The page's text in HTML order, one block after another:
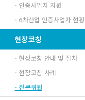
- 인증사업자 지원
- 6차산업 인증사업자 현황
현장코칭
- 현장코칭 안내 및 절차
- 현장코칭 사례
- 전문위원